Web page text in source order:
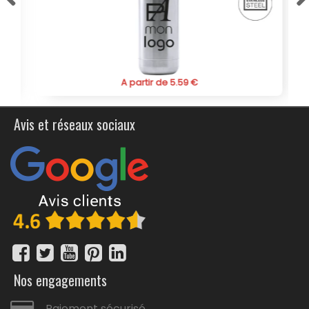
l’environnement. Le produit est conforme aux normes de
sécurité et est conçu pour être utilisé sur le long terme.
Commandez dès maintenant la bouteille en verre
personnalisée "Aderox" pour offrir à vos clients un objet
publicitaire durable et élégant.
A partir de 5.59 €
Avis et réseaux sociaux
Nos engagements